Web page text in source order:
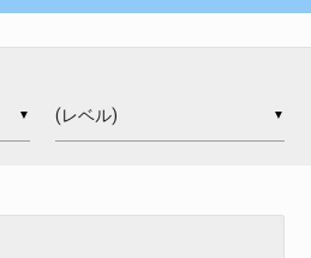
▼ ▼